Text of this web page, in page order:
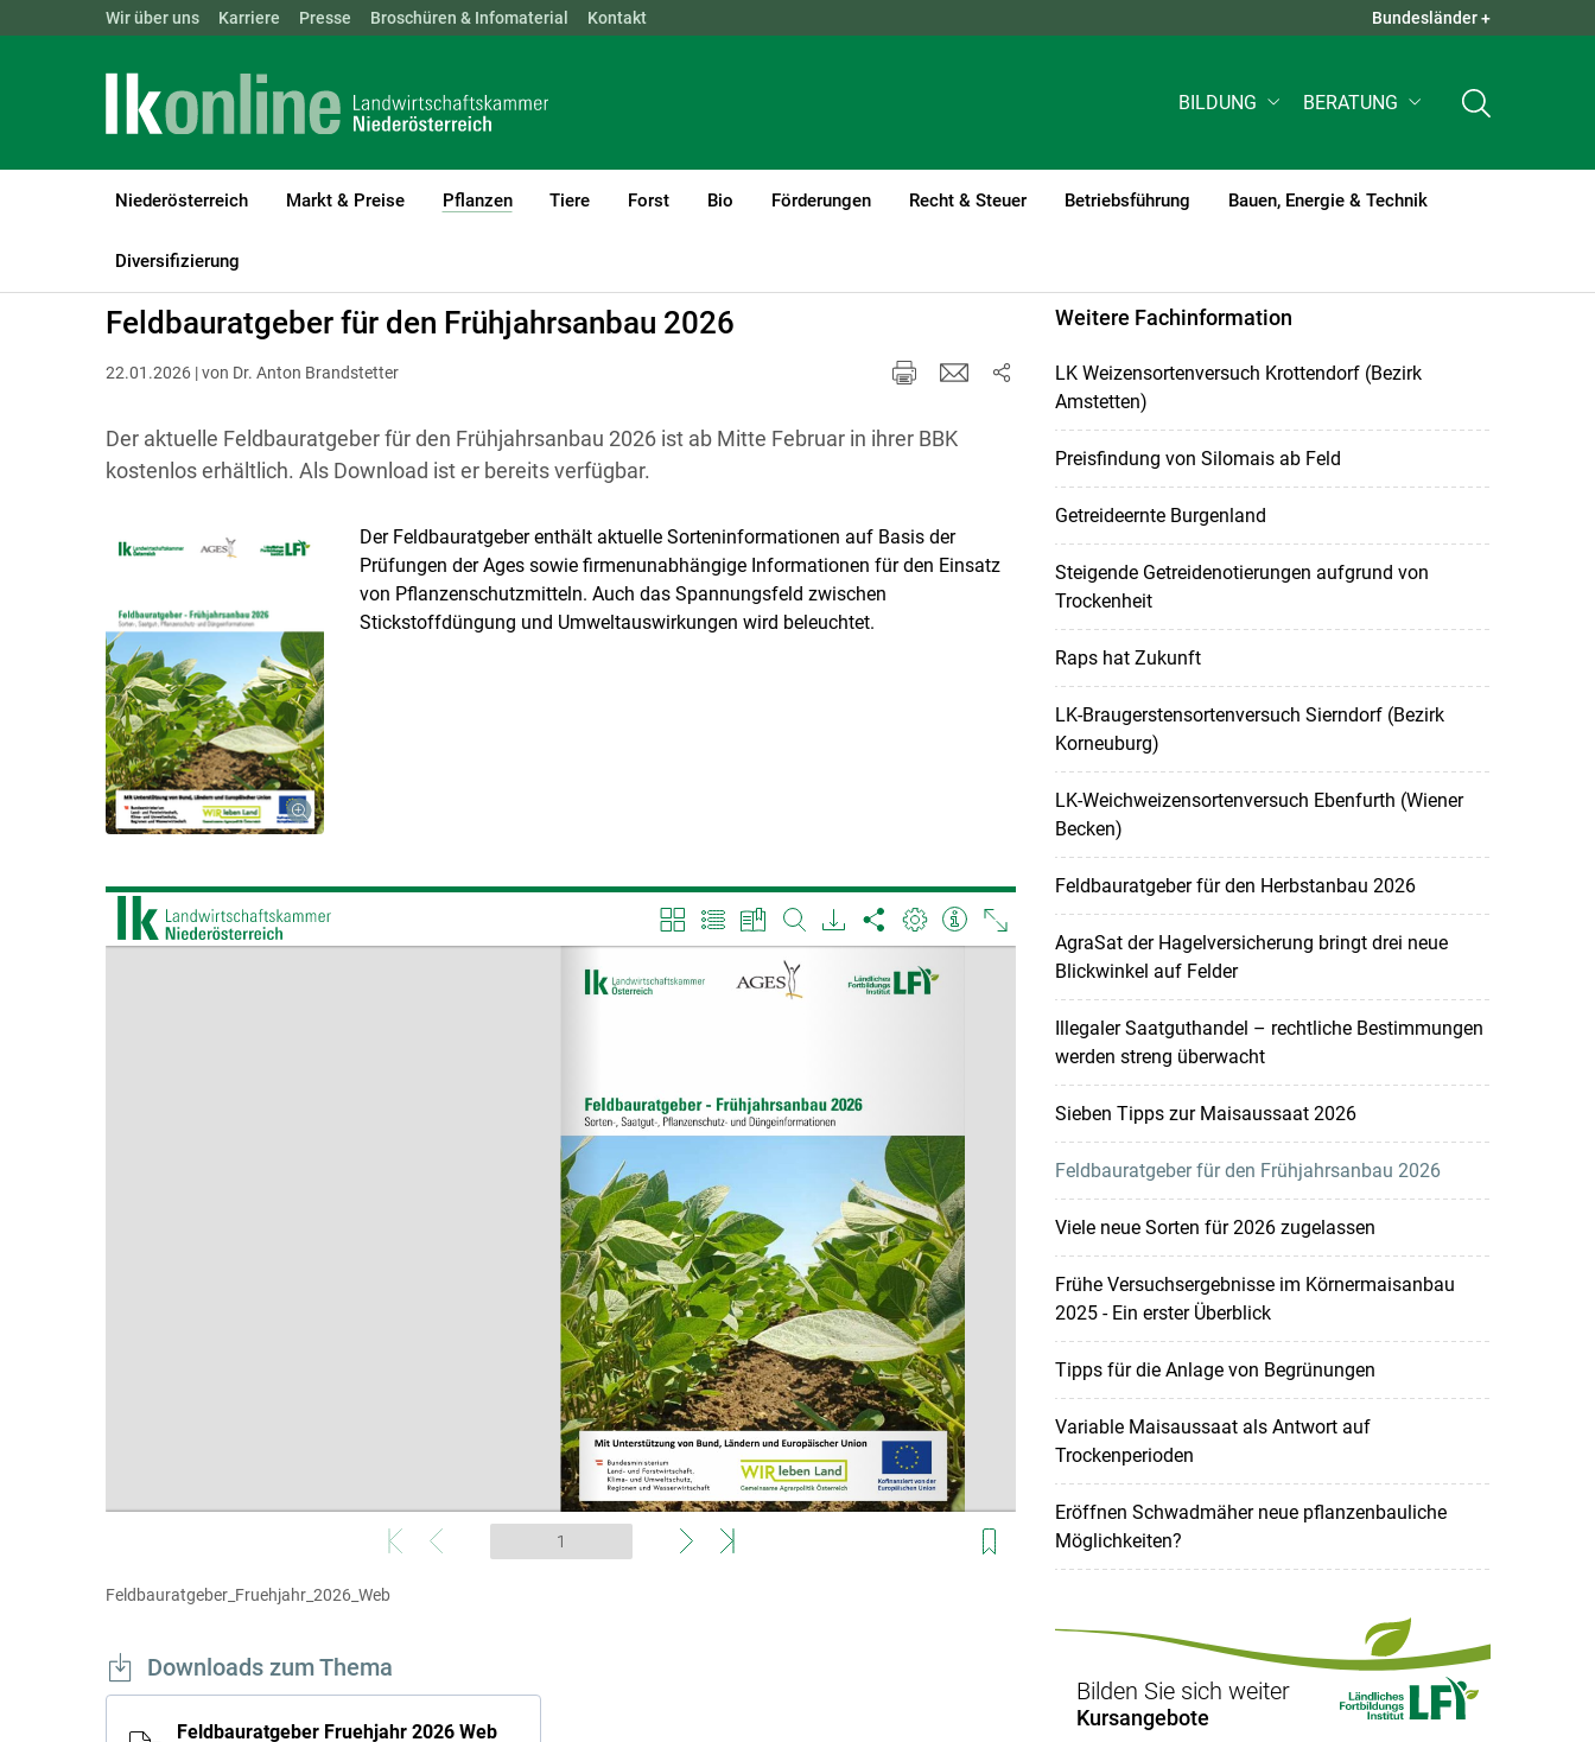
Landwirtschaftskammern: ÖSTERREICH BGLD KTN NÖ OÖ SBG QUICK LINKS +
Wir über uns Karriere Presse Broschüren & Infomaterial Kontakt Bundesländer +
BILDUNG BERATUNG
Niederösterreich Markt & Preise Pflanzen
(current)1
Tiere Forst Bio Förderungen Recht & Steuer Betriebsführung Bauen, Energie & Technik
Diversifizierung
LK Niederösterreich
Feldbauratgeber für den Frühjahrsanbau 2026
22.01.2026 | von Dr. Anton Brandstetter
Der aktuelle Feldbauratgeber für den Frühjahrsanbau 2026 ist ab Mitte Februar in ihrer BBK
kostenlos erhältlich. Als Download ist er bereits verfügbar.
Der Feldbauratgeber enthält aktuelle Sorteninformationen auf Basis der
Prüfungen der Ages sowie firmenunabhängige Informationen für den Einsatz
von Pflanzenschutzmitteln. Auch das Spannungsfeld zwischen
Stickstoffdüngung und Umweltauswirkungen wird beleuchtet.
Feldbauratgeber_Fruehjahr_2026_Web
Downloads zum Thema
Feldbauratgeber Fruehjahr 2026 Web
Weitere Fachinformation
LK Weizensortenversuch Krottendorf (Bezirk
Amstetten)
Preisfindung von Silomais ab Feld
Getreideernte Burgenland
Steigende Getreidenotierungen aufgrund von
Trockenheit
Raps hat Zukunft
LK-Braugerstensortenversuch Sierndorf (Bezirk
Korneuburg)
LK-Weichweizensortenversuch Ebenfurth (Wiener
Becken)
Feldbauratgeber für den Herbstanbau 2026
AgraSat der Hagelversicherung bringt drei neue
Blickwinkel auf Felder
Illegaler Saatguthandel – rechtliche Bestimmungen
werden streng überwacht
Sieben Tipps zur Maisaussaat 2026
Feldbauratgeber für den Frühjahrsanbau 2026
Viele neue Sorten für 2026 zugelassen
Frühe Versuchsergebnisse im Körnermaisanbau
2025 - Ein erster Überblick
Tipps für die Anlage von Begrünungen
Variable Maisaussaat als Antwort auf
Trockenperioden
Eröffnen Schwadmäher neue pflanzenbauliche
Möglichkeiten?
Bilden Sie sich weiter
Kursangebote